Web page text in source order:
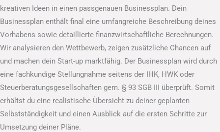
kreativen Ideen in einen passgenauen Businessplan. Dein
Businessplan enthält final eine umfangreiche Beschreibung deines
Vorhabens sowie detaillierte finanzwirtschaftliche Berechnungen.
Wir analysieren den Wettbewerb, zeigen zusätzliche Chancen auf
und machen dein Start-up marktfähig. Der Businessplan wird durch
eine fachkundige Stellungnahme seitens der IHK, HWK oder
Steuerberatungsgesellschaften gem. § 93 SGB III überprüft. Somit
erhältst du eine realistische Übersicht zu deiner geplanten
Selbstständigkeit und einen Ausblick auf die ersten Schritte zur
Umsetzung deiner Pläne.